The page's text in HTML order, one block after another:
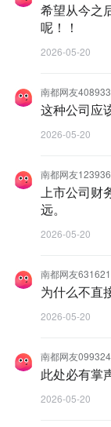
希望从今之
呢！！
2026-05-20
南都网友
这种公司应
2026-05-20
南都网友
上市公司财
远。
2026-05-20
南都网友
为什么不直
2026-05-20
南都网友
此处必有掌
2026-05-20